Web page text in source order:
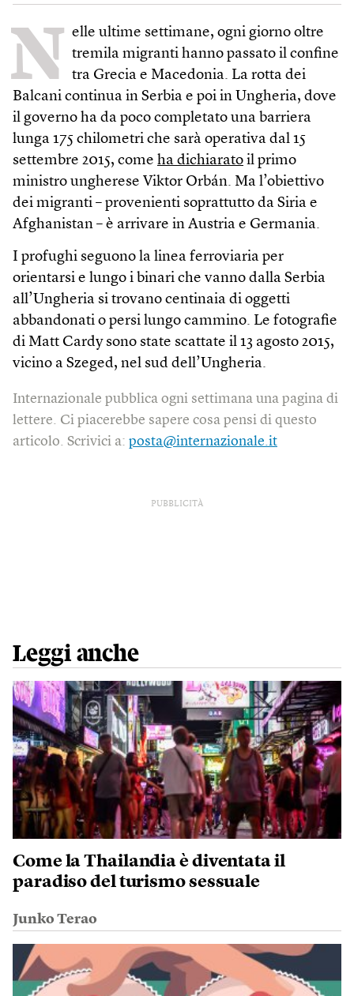
N elle ultime settimane, ogni giorno oltre
tremila migranti hanno passato il confine
tra Grecia e Macedonia. La rotta dei
Balcani continua in Serbia e poi in Ungheria, dove
il governo ha da poco completato una barriera
lunga 175 chilometri che sarà operativa dal 15
settembre 2015, come ha dichiarato il primo
ministro ungherese Viktor Orbán. Ma l’obiettivo
dei migranti – provenienti soprattutto da Siria e
Afghanistan – è arrivare in Austria e Germania.
I profughi seguono la linea ferroviaria per
orientarsi e lungo i binari che vanno dalla Serbia
all’Ungheria si trovano centinaia di oggetti
abbandonati o persi lungo cammino. Le fotografie
di Matt Cardy sono state scattate il 13 agosto 2015,
vicino a Szeged, nel sud dell’Ungheria.
Internazionale pubblica ogni settimana una pagina di
lettere. Ci piacerebbe sapere cosa pensi di questo
articolo. Scrivici a: posta@internazionale.it
PUBBLICITÀ
Leggi anche
Come la Thailandia è diventata il
paradiso del turismo sessuale
Junko Terao